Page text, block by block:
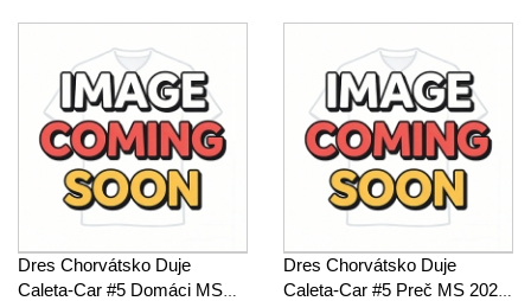
Dres Chorvátsko Duje
Caleta-Car #5 Domáci MS
Dres Chorvátsko Duje
Caleta-Car #5 Preč MS 2026